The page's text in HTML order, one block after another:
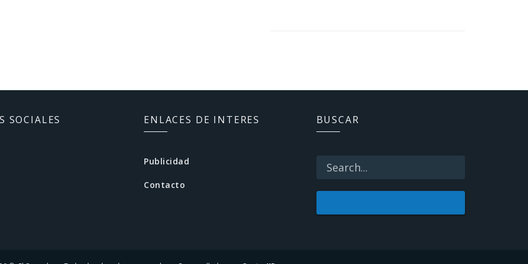
SOCIALES ENLACES DE INTERES
Publicidad
Contacto
BUSCAR